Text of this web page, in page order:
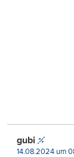
gubi
14.08.2024 um